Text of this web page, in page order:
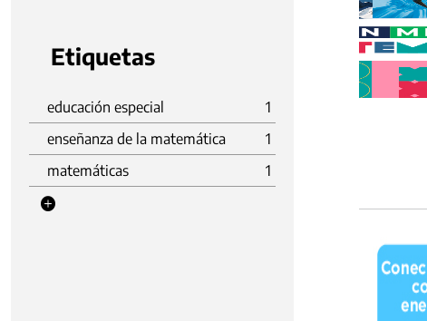
Etiquetas
educación especial
1
enseñanza de la matemática
1
matemáticas
1